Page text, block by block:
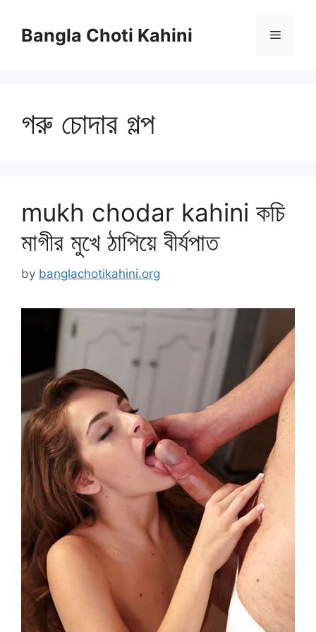
contentBangla Choti Kahini Menu
গরু চোদার গল্প
mukh chodar kahini কচি
মাগীর মুখে ঠাপিয়ে বীর্যপাত
by banglachotikahini.org